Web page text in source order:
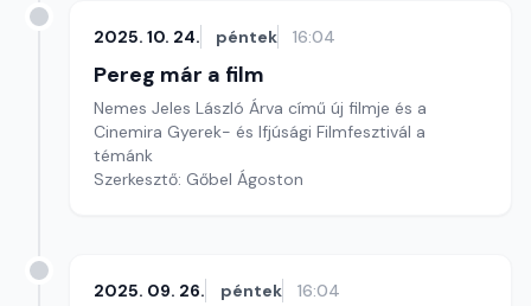
2025. 10. 24. péntek 16:04
Pereg már a film
Nemes Jeles László Árva című új filmje és a
Cinemira Gyerek- és Ifjúsági Filmfesztivál a
témánk
Szerkesztő: Gőbel Ágoston
2025. 09. 26. péntek 16:04